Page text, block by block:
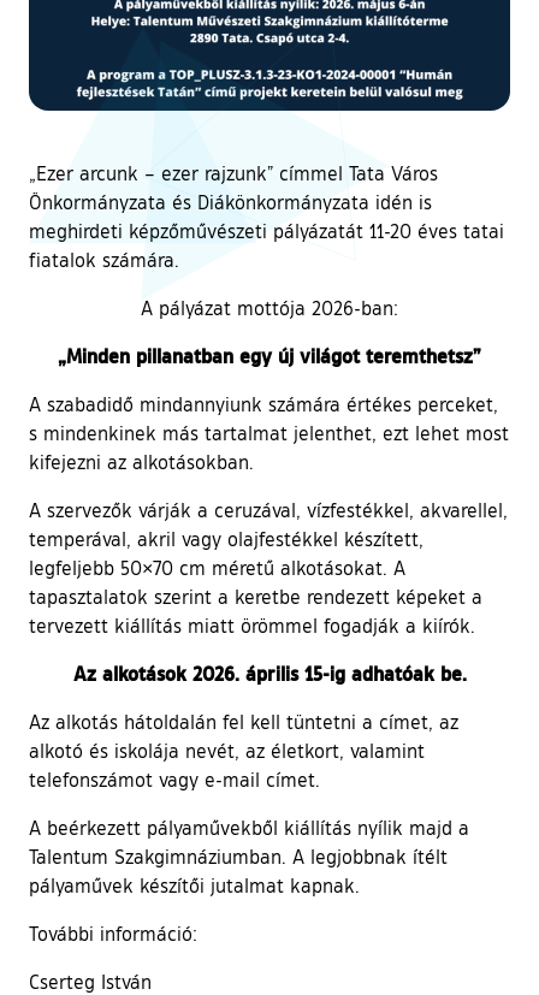
„Ezer arcunk – ezer rajzunk” címmel Tata Város
Önkormányzata és Diákönkormányzata idén is
meghirdeti képzőművészeti pályázatát 11-20 éves tatai
fiatalok számára.
A pályázat mottója 2026-ban:
„Minden pillanatban egy új világot teremthetsz”
A szabadidő mindannyiunk számára értékes perceket,
s mindenkinek más tartalmat jelenthet, ezt lehet most
kifejezni az alkotásokban.
A szervezők várják a ceruzával, vízfestékkel, akvarellel,
temperával, akril vagy olajfestékkel készített,
legfeljebb 50×70 cm méretű alkotásokat. A
tapasztalatok szerint a keretbe rendezett képeket a
tervezett kiállítás miatt örömmel fogadják a kiírók.
Az alkotások 2026. április 15-ig adhatóak be.
Az alkotás hátoldalán fel kell tüntetni a címet, az
alkotó és iskolája nevét, az életkort, valamint
telefonszámot vagy e-mail címet.
A beérkezett pályaművekből kiállítás nyílik majd a
Talentum Szakgimnáziumban. A legjobbnak ítélt
pályaművek készítői jutalmat kapnak.
További információ:
Cserteg István